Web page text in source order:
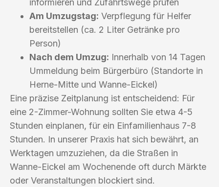
informieren und Zufahrtswege prüfen
Am Umzugstag: Verpflegung für Helfer
bereitstellen (ca. 2 Liter Getränke pro
Person)
Nach dem Umzug: Innerhalb von 14 Tagen
Ummeldung beim Bürgerbüro (Standorte in
Herne-Mitte und Wanne-Eickel)
Eine präzise Zeitplanung ist entscheidend: Für
eine 2-Zimmer-Wohnung sollten Sie etwa 4-5
Stunden einplanen, für ein Einfamilienhaus 7-8
Stunden. In unserer Praxis hat sich bewährt, an
Werktagen umzuziehen, da die Straßen in
Wanne-Eickel am Wochenende oft durch Märkte
oder Veranstaltungen blockiert sind.